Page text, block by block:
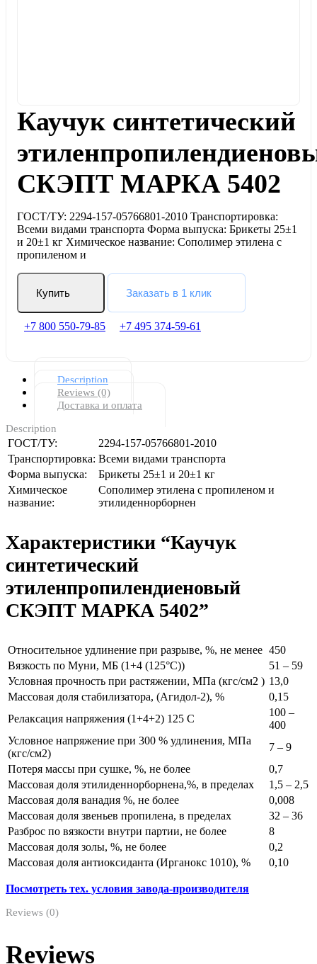
Каучук синтетический
СКЭПТ МАРКА 5402
ГОСТ/ТУ: 2294-157-05766801-2010 Транспортировка:
Всеми видами транспорта Форма выпуска: Брикеты 25±1
и 20±1 кг Химическое название: Сополимер этилена с
пропиленом и
Купить Заказать в 1 клик
+7 800 550-79-85 +7 495 374-59-61
Description
Reviews (0)
Доставка и оплата
Description
ГОСТ/ТУ:
2294-157-05766801-2010
Транспортировка: Всеми видами транспорта
Форма выпуска:
Брикеты 25±1 и 20±1 кг
Химическое
название:
Сополимер этилена с пропиленом и
этилиденнорборнен
Характеристики “Каучук
синтетический
этиленпропилендиеновый
СКЭПТ МАРКА 5402”
Относительное удлинение при разрыве, %, не менее 450
Вязкость по Муни, МБ (1+4 (125°С))
51 – 59
Условная прочность при растяжении, МПа (кгс/см2 ) 13,0
Массовая доля стабилизатора, (Агидол-2), %
0,15
Релаксация напряжения (1+4+2) 125 С
100 –
400
Условное напряжение при 300 % удлинения, МПа
(кгс/см2)
7 – 9
Потеря массы при сушке, %, не более
0,7
Массовая доля этилиденнорборнена,%, в пределах
1,5 – 2,5
Массовая доля ванадия %, не более
0,008
Массовая доля звеньев пропилена, в пределах
32 – 36
Разброс по вязкости внутри партии, не более
8
Массовая доля золы, %, не более
0,2
Массовая доля антиоксиданта (Ирганокс 1010), %
0,10
Посмотреть тех. условия завода-производителя
Reviews (0)
Reviews